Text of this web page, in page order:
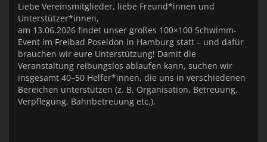
Liebe Vereinsmitglieder, liebe Freund*innen und
Unterstützer*innen,
am 13.06.2026 findet unser großes 100×100 Schwimm-
Event im Freibad Poseidon in Hamburg statt – und dafür
brauchen wir eure Unterstützung! Damit die
Veranstaltung reibungslos ablaufen kann, suchen wir
insgesamt 40–50 Helfer*innen, die uns in verschiedenen
Bereichen unterstützen (z. B. Organisation, Betreuung,
Verpflegung, Bahnbetreuung etc.).